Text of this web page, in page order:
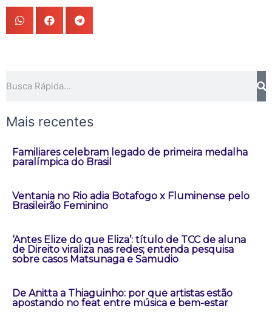
Mais recentes
Familiares celebram legado de primeira medalha
paralímpica do Brasil
Ventania no Rio adia Botafogo x Fluminense pelo
Brasileirão Feminino
‘Antes Elize do que Eliza’: título de TCC de aluna
de Direito viraliza nas redes; entenda pesquisa
sobre casos Matsunaga e Samudio
De Anitta a Thiaguinho: por que artistas estão
apostando no feat entre música e bem-estar